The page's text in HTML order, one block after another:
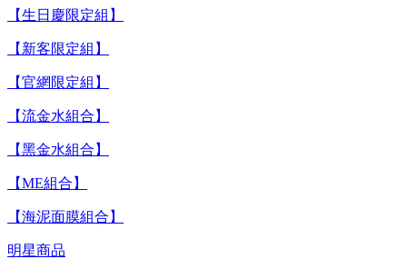
【8/10-8/16 新客LINE購物導購滿$2,000送100點LINE
【綁定中信LINE Pay卡享最高6%回饋▼點我了解詳情】
【重要公告】IPSA 無法驗證非官方通路銷售之品牌商品的真實
【生日慶限定組】
【新客限定組】
【官網限定組】
【流金水組合】
【黑金水組合】
【ME組合】
【海泥面膜組合】
明星商品